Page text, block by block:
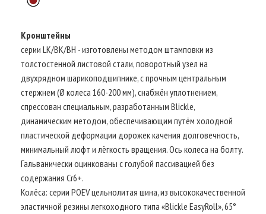
Кронштейны
серии LK/BK/BH - изготовлены методом штамповки из
толстостенной листовой стали, поворотный узел на
двухрядном шарикоподшипнике, с прочным центральным
стержнем (Ø колеса 160-200 мм), снабжён уплотнением,
спрессован специальным, разработанным Blickle,
динамическим методом, обеспечивающим путём холодной
пластической деформации дорожек качения долговечность,
минимальный люфт и лёгкость вращения. Ось колеса на болту.
Гальванически оцинкованы с голубой пассивацией без
содержания Cr6+.
Колёса: серии POEV цельнолитая шина, из высококачественной
эластичной резины легкоходного типа «Blickle EasyRoll», 65°